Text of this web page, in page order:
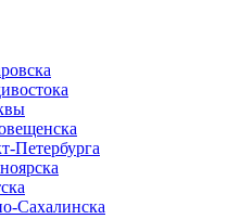
Петербурга
Сахалинска